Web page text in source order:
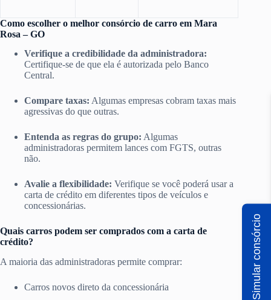
Como escolher o melhor consórcio de carro em Mara
Rosa – GO
Verifique a credibilidade da administradora:
Certifique-se de que ela é autorizada pelo Banco
Central.
Compare taxas: Algumas empresas cobram taxas mais
agressivas do que outras.
Entenda as regras do grupo: Algumas
administradoras permitem lances com FGTS, outras
não.
Avalie a flexibilidade: Verifique se você poderá usar a
carta de crédito em diferentes tipos de veículos e
concessionárias.
Quais carros podem ser comprados com a carta de
crédito?
A maioria das administradoras permite comprar:
Carros novos direto da concessionária Simular consórcio